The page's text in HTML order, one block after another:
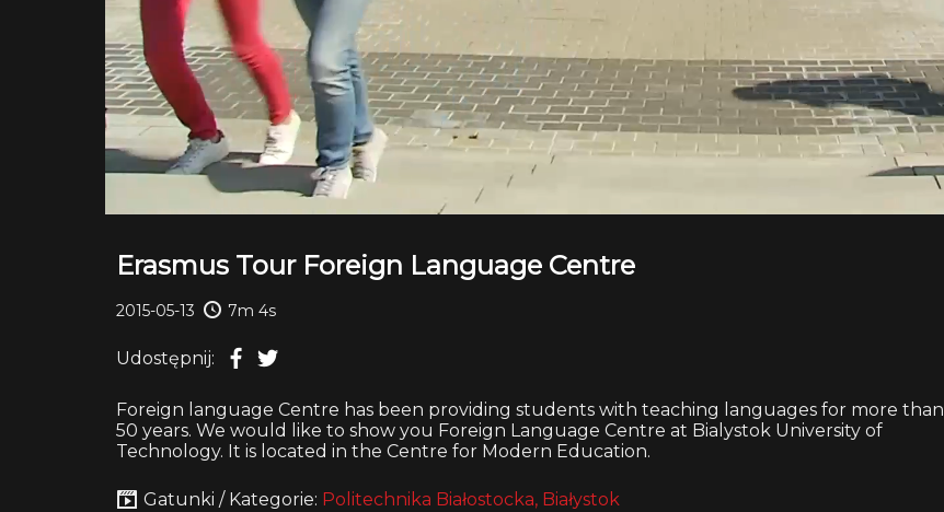
Erasmus Tour Foreign Language Centre
2015-05-13 7m 4s
Udostępnij:
Foreign language Centre has been providing students with teaching languages for more than
50 years. We would like to show you Foreign Language Centre at Bialystok University of
Technology. It is located in the Centre for Modern Education.
Gatunki / Kategorie: Politechnika Białostocka, Białystok